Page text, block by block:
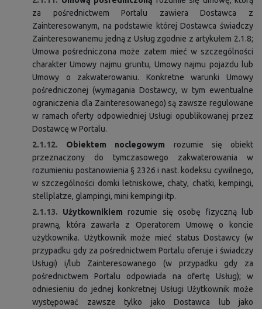
za pośrednictwem Portalu zawiera Dostawca z
Zainteresowanym, na podstawie której Dostawca świadczy
Zainteresowanemu jedną z Usług zgodnie z artykułem 2.1.8;
Umowa pośredniczona może zatem mieć w szczególności
charakter Umowy najmu gruntu, Umowy najmu pojazdu lub
Umowy o zakwaterowaniu. Konkretne warunki Umowy
pośredniczonej (wymagania Dostawcy, w tym ewentualne
ograniczenia dla Zainteresowanego) są zawsze regulowane
w ramach oferty odpowiedniej Usługi opublikowanej przez
Dostawcę w Portalu.
2.1.12.
Obiektem noclegowym rozumie się obiekt
przeznaczony do tymczasowego zakwaterowania w
rozumieniu postanowienia § 2326 i nast. kodeksu cywilnego,
w szczególności domki letniskowe, chaty, chatki, kempingi,
stellplatze, glampingi, mini kempingi itp.
2.1.13.
Użytkownikiem rozumie się osobę fizyczną lub
prawną, która zawarła z Operatorem Umowę o koncie
użytkownika. Użytkownik może mieć status Dostawcy (w
przypadku gdy za pośrednictwem Portalu oferuje i świadczy
Usługi) i/lub Zainteresowanego (w przypadku gdy za
pośrednictwem Portalu odpowiada na ofertę Usług); w
odniesieniu do jednej konkretnej Usługi Użytkownik może
występować zawsze tylko jako Dostawca lub jako